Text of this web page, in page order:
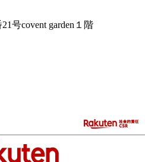
号covent garden１階